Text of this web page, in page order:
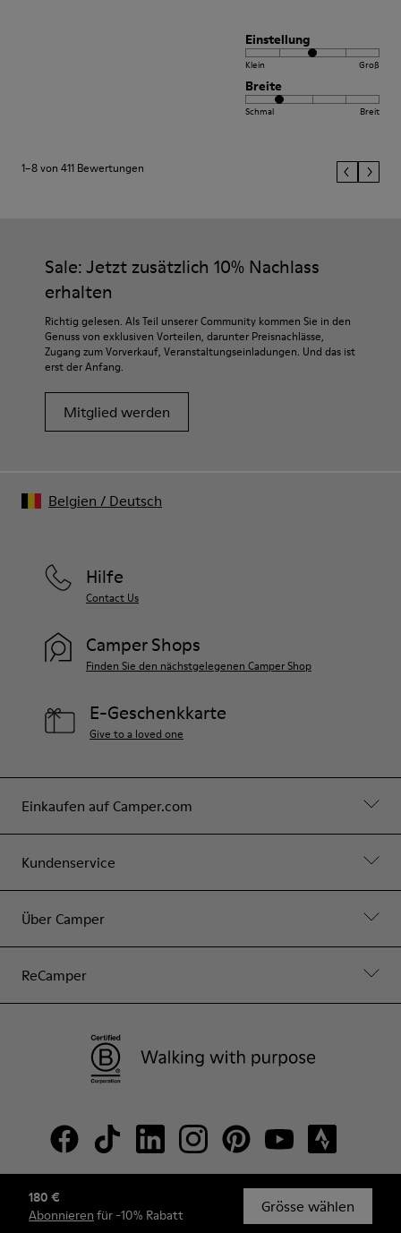
180 €
Abonnieren für -10% Rabatt Grösse wählen
Einstellung
Klein Groß
Breite
Schmal Breit
1–8 von 411 Bewertungen
Sale: Jetzt zusätzlich 10% Nachlass
erhalten
Richtig gelesen. Als Teil unserer Community kommen Sie in den
Genuss von exklusiven Vorteilen, darunter Preisnachlässe,
Zugang zum Vorverkauf, Veranstaltungseinladungen. Und das ist
erst der Anfang.
Mitglied werden
Einkaufen auf Camper.com
Kundenservice
Über Camper
ReCamper
Hilfe
Contact Us
Camper Shops
Finden Sie den nächstgelegenen Camper Shop
E-Geschenkkarte
Give to a loved one
© Camper, 2026
Belgien / Deutsch